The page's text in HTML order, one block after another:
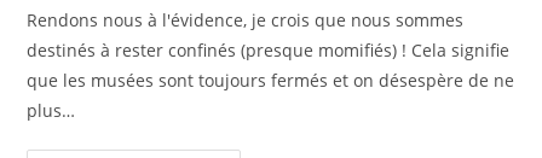
Rendons nous à l'évidence, je crois que nous sommes
destinés à rester confinés (presque momifiés) ! Cela signifie
que les musées sont toujours fermés et on désespère de ne
plus…